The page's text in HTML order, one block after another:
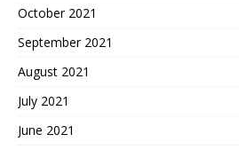
October 2021
September 2021
August 2021
July 2021
June 2021